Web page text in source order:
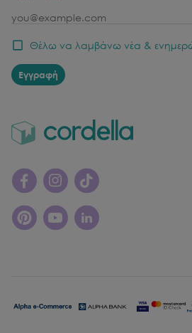
email
Θέλω να λαμβάνω νέα &
Εγγραφή